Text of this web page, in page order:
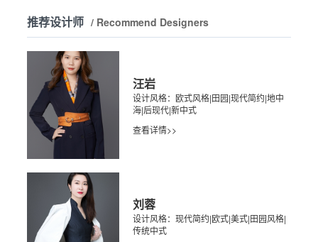
推荐设计师 / Recommend Designers
汪岩
设计风格：欧式风格|田园|现代简约|地中
海|后现代|新中式
查看详情>>
刘蓉
设计风格：现代简约|欧式|美式|田园风格|
传统中式